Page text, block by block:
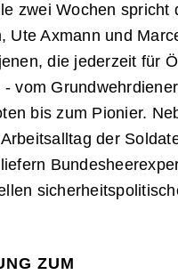
zwei Wochen spricht
Ute Axmann und
die jederzeit für
vom
bis zum Pionier.
der
ZUM